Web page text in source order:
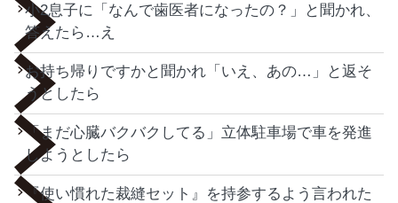
小2息子に「なんで歯医者になったの？」と聞かれ、
答えたら…え
お持ち帰りですかと聞かれ「いえ、あの…」と返そ
うとしたら
「まだ心臓バクバクしてる」立体駐車場で車を発進
しようとしたら
『使い慣れた裁縫セット』を持参するよう言われた